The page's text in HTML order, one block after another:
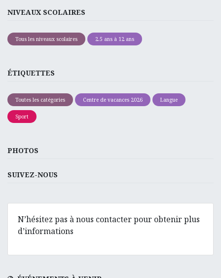
NIVEAUX SCOLAIRES
Tous les niveaux scolaires 2.5 ans à 12 ans
ÉTIQUETTES
Toutes les catégories Centre de vacances 2026 Langue
Sport
PHOTOS
SUIVEZ-NOUS
N’hésitez pas à nous contacter pour obtenir plus
d’informations